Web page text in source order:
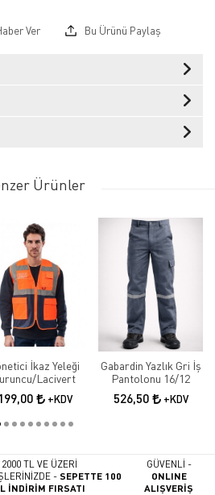
Ver Bu Ürünü Paylaş
Ürünler
İkaz Yeleği
Lacivert
199,00 +KDV
Gabardin Yazlık Gri İş
Pantolonu 16/12
526,50 +KDV
2000 TL VE ÜZERİ
-SEPETTE 100
İNDİRİM FIRSATI
GÜVENLİ -
ONLINE
ALIŞVERİŞ